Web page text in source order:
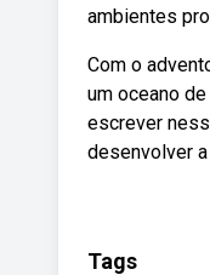
ambientes
Com o
um oceano
escrever
desenvolver
Tags